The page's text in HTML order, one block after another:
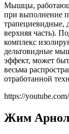
Мышцы,
при выполнение
трапециевидные,
верхняя часть).
комплекс
дельтовидные
эффект, может
весьма
отработанной
https://
Жим